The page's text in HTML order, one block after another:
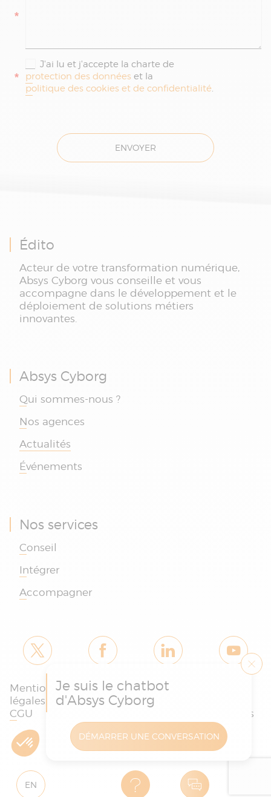
*
*
J'ai lu et j'accepte la charte de
protection des données et la
politique des cookies et de confidentialité.
ENVOYER
Édito
Acteur de votre transformation numérique,
Absys Cyborg vous conseille et vous
accompagne dans le développement et le
déploiement de solutions métiers
innovantes.
Absys Cyborg
Qui sommes-nous ?
Nos agences
Actualités
Événements
Nos services
Conseil
Intégrer
Accompagner
Copyright © Absys Cyborg - Tous droits réservés
Mentions
légales et
CGU
Politique des
cookies et de
des données
EN
Je suis le chatbot
d'Absys Cyborg
DÉMARRER UNE CONVERSATION